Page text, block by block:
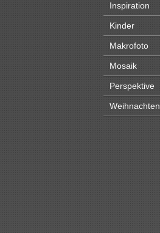
Inspiration
Kinder
Makrofoto
Mosaik
Perspektive
Weihnachten